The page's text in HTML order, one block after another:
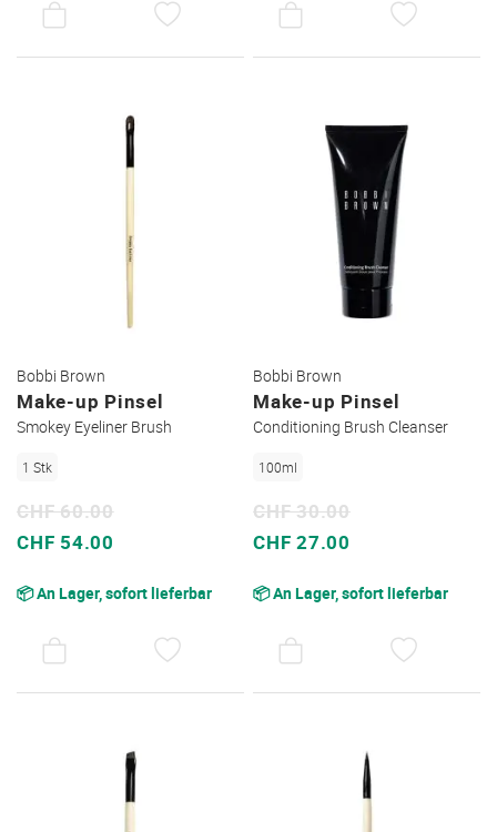
Bobbi Brown
Make-up Pinsel
Smokey Eyeliner Brush
1 Stk
Sonderpreis
CHF 54.00
CHF 60.00
📦 An Lager, sofort lieferbar
Bobbi Brown
Make-up Pinsel
Conditioning Brush Cleanser
100ml
Sonderpreis
CHF 27.00
CHF 30.00
📦 An Lager, sofort lieferbar